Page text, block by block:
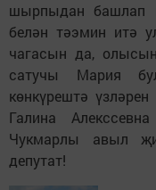
шырпыдан башлап
белән тәэмин итә
чагасын да,
сатучы Мария
көнкүрештә
Галина
Чукмарлы авыл
депутат!